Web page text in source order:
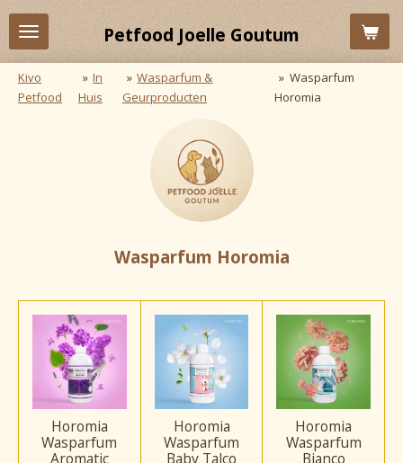
Ga
direct
de
hoofdinhoud
Petfood Joelle Goutum
Kivo
Petfood
» In
Huis
» Wasparfum &
Geurproducten
» Wasparfum
Horomia
Wasparfum Horomia
Horomia
Wasparfum
Aromatic
Horomia
Wasparfum
Baby Talco
Horomia
Wasparfum
Bianco